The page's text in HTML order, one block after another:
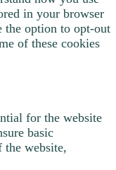
in your browser
the option to opt-out
of these cookies
for the website
basic
website,